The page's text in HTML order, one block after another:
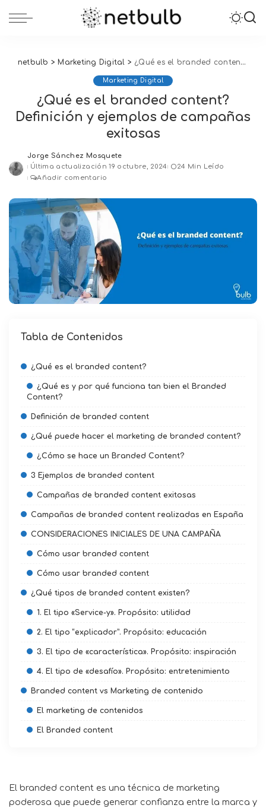
netbulb > Marketing Digital > ¿Qué es el branded content? Definición y ejemplos de campañas exitosas
Marketing Digital
¿Qué es el branded content?
Definición y ejemplos de campañas
exitosas
Posted
by
Jorge Sánchez Mosquete
Última actualización 19 octubre, 2024
24 Min Leído
Añadir comentario
Tabla de Contenidos
¿Qué es el branded content?
¿Qué es y por qué funciona tan bien el Branded
Content?
Definición de branded content
¿Qué puede hacer el marketing de branded content?
¿Cómo se hace un Branded Content?
3 Ejemplos de branded content
Campañas de branded content exitosas
Campañas de branded content realizadas en España
CONSIDERACIONES INICIALES DE UNA CAMPAÑA
Cómo usar branded content
Cómo usar branded content
¿Qué tipos de branded content existen?
1. El tipo «Service-y». Propósito: utilidad
2. El tipo “explicador”. Propósito: educación
3. El tipo de «característica». Propósito: inspiración
4. El tipo de «desafío». Propósito: entretenimiento
Branded content vs Marketing de contenido
El marketing de contenidos
El Branded content
El branded content es una técnica de marketing
poderosa que puede generar confianza entre la marca y